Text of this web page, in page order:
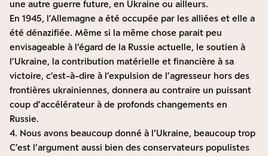
une autre guerre future, en Ukraine ou ailleurs.
En 1945, l’Allemagne a été occupée par les alliées et elle a
été dénazifiée. Même si la même chose parait peu
envisageable à l’égard de la Russie actuelle, le soutien à
l’Ukraine, la contribution matérielle et financière à sa
victoire, c’est-à-dire à l’expulsion de l’agresseur hors des
frontières ukrainiennes, donnera au contraire un puissant
coup d’accélérateur à de profonds changements en
Russie.
4. Nous avons beaucoup donné à l’Ukraine, beaucoup trop
C’est l’argument aussi bien des conservateurs populistes